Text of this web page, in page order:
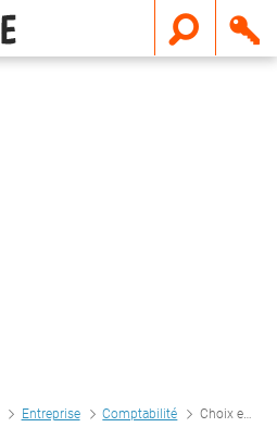
Entreprise Comptabilité Choix entre l'émission des actions ou des obligations?